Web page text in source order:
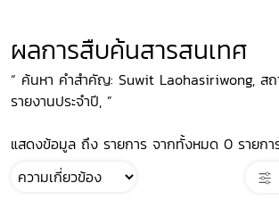
ผลการสืบค้นสารสนเทศ
“ ค้นหา คำสำคัญ: Suwit Laohasiriwong, ส
รายงานประจำปี, ”
แสดงข้อมูล ถึง รายการ จากทั้งหมด 0 รายกา